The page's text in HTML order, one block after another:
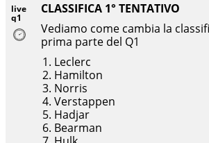
live
q1
CLASSIFICA 1° TENTATIVO
Vediamo come cambia la
prima parte del Q1
Leclerc
Hamilton
Norris
Verstappen
Hadjar
Bearman